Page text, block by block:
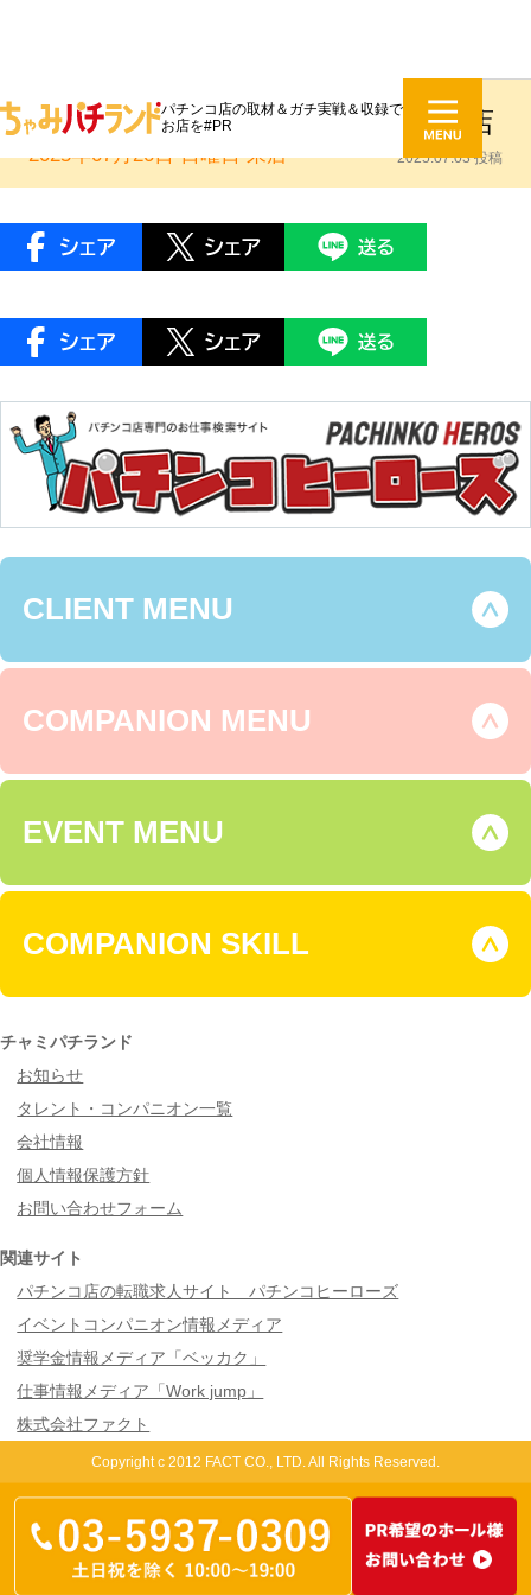
パチンコ店の取材＆ガチ実戦＆収録で
お店を#PR
ちゃみレポ：センター北サンコー店
2025年07月20日 日曜日 来店 2025.07.03 投稿
CLIENT MENU
COMPANION MENU
EVENT MENU
COMPANION SKILL
チャミパチランド
お知らせ
タレント・コンパニオン一覧
会社情報
個人情報保護方針
お問い合わせフォーム
関連サイト
パチンコ店の転職求人サイト パチンコヒーローズ
イベントコンパニオン情報メディア
奨学金情報メディア「ベッカク」
仕事情報メディア「Work jump」
株式会社ファクト
Copyright c 2012 FACT CO., LTD. All Rights Reserved.